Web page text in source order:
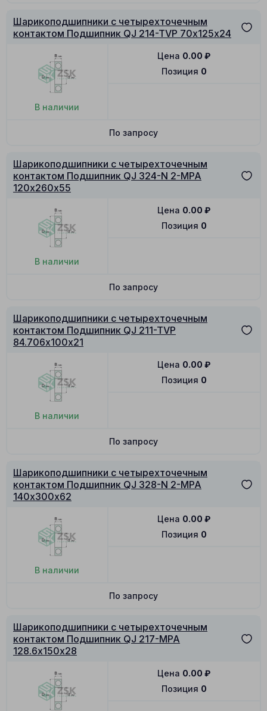
Шарикоподшипники с четырехточечным
контактом Подшипник QJ 214-TVP 70х125х24
В наличии
Позиция 0
Цена 0.00 ₽
По запросу
Шарикоподшипники с четырехточечным
контактом Подшипник QJ 324-N 2-MPA
120х260х55
В наличии
Позиция 0
Цена 0.00 ₽
По запросу
Шарикоподшипники с четырехточечным
контактом Подшипник QJ 211-TVP
84.706х100х21
В наличии
Позиция 0
Цена 0.00 ₽
По запросу
Шарикоподшипники с четырехточечным
контактом Подшипник QJ 328-N 2-MPA
140х300х62
В наличии
Позиция 0
Цена 0.00 ₽
По запросу
Шарикоподшипники с четырехточечным
контактом Подшипник QJ 217-MPA
128.6х150х28
Позиция 0
Цена 0.00 ₽